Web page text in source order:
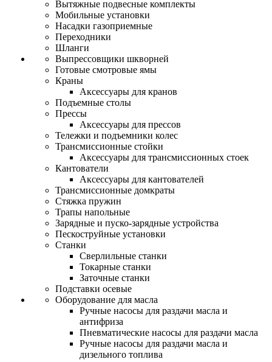
Вытяжные подвесные комплекты
Мобильные установки
Насадки газоприемные
Переходники
Шланги
Выпрессовщики шкворней
Готовые смотровые ямы
Краны
Аксессуары для кранов
Подъемные столы
Прессы
Аксессуары для прессов
Тележки и подъемники колес
Трансмиссионные стойки
Аксессуары для трансмиссионных стоек
Кантователи
Аксессуары для кантователей
Трансмиссионные домкраты
Стяжка пружин
Трапы напольные
Зарядные и пуско-зарядные устройства
Пескоструйные установки
Станки
Сверлильные станки
Токарные станки
Заточные станки
Подставки осевые
Оборудование для масла
Ручные насосы для раздачи масла и
антифриза
Пневматические насосы для раздачи масла
Ручные насосы для раздачи масла и
дизельного топлива